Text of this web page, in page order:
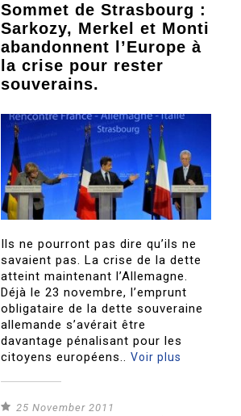
Sommet de Strasbourg :
Sarkozy, Merkel et Monti
abandonnent l’Europe à
la crise pour rester
souverains.
Ils ne pourront pas dire qu’ils ne
savaient pas. La crise de la dette
atteint maintenant l’Allemagne.
Déjà le 23 novembre, l’emprunt
obligataire de la dette souveraine
allemande s’avérait être
davantage pénalisant pour les
citoyens européens..Voir plus
25 November 2011